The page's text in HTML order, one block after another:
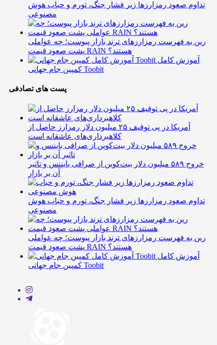
تداوم صعود رمزارزها زیر فشار جنگ، تورم و حباب هوش
مصنوعی
رین به فهرست رمزارزهای ترند بازار پیوست؛ چه عواملی
پشت صعود قیمت RAIN هستند؟
آموزش کامل
کمپین جام جهانی Toobit
پست های تصادفی
آمریکا در پی توقیف ۲۵ میلیون دلار رمزارز حاصل از
کلاهبرداری‌های عاشقانه است
خروج ۵۸۹ میلیون دلار بیت‌کوین از صرافی بایننس و تاثیر
آن بر بازار
تداوم صعود رمزارزها زیر فشار جنگ، تورم و حباب هوش
مصنوعی
رین به فهرست رمزارزهای ترند بازار پیوست؛ چه عواملی
پشت صعود قیمت RAIN هستند؟
آموزش کامل
کمپین جام جهانی Toobit